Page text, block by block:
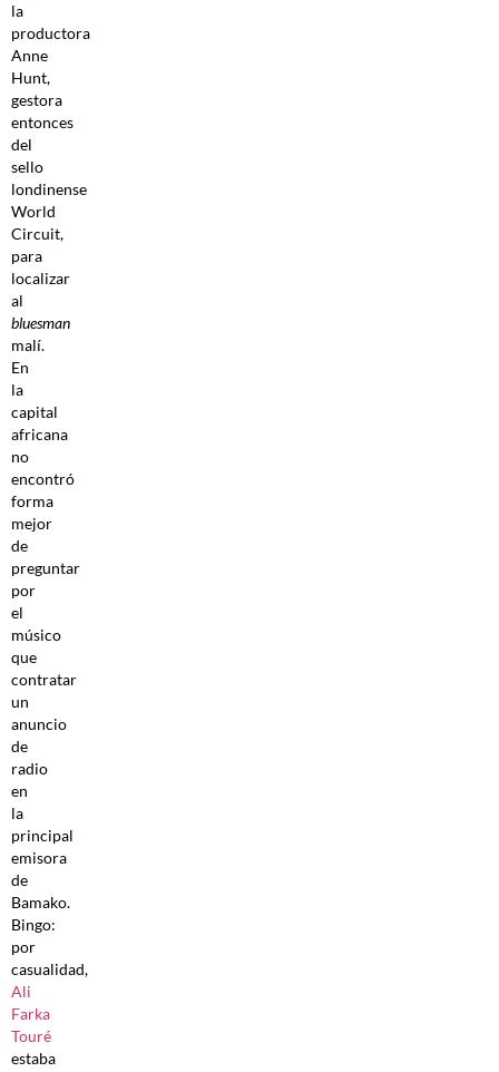
la
productora
Anne
Hunt,
gestora
entonces
del
sello
londinense
World
Circuit,
para
localizar
al
bluesman
malí.
En
la
capital
africana
no
encontró
forma
mejor
de
preguntar
por
el
músico
que
contratar
un
anuncio
de
radio
en
la
principal
emisora
de
Bamako.
Bingo:
por
casualidad,
Ali
Farka
Touré
estaba